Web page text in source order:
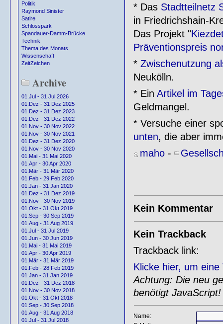
Politik
Raymond Sinister
Satire
Schlosspark
Spandauer-Damm-Brücke
Technik
Thema des Monats
Wissenschaft
ZeitZeichen
Archive
01.Jul - 31 Jul 2026
01.Dez - 31 Dez 2025
01.Dez - 31 Dez 2023
01.Dez - 31 Dez 2022
01.Nov - 30 Nov 2022
01.Nov - 30 Nov 2021
01.Dez - 31 Dez 2020
01.Nov - 30 Nov 2020
01.Mai - 31 Mai 2020
01.Apr - 30 Apr 2020
01.Mär - 31 Mär 2020
01.Feb - 29 Feb 2020
01.Jan - 31 Jan 2020
01.Dez - 31 Dez 2019
01.Nov - 30 Nov 2019
01.Okt - 31 Okt 2019
01.Sep - 30 Sep 2019
01.Aug - 31 Aug 2019
01.Jul - 31 Jul 2019
01.Jun - 30 Jun 2019
01.Mai - 31 Mai 2019
01.Apr - 30 Apr 2019
01.Mär - 31 Mär 2019
01.Feb - 28 Feb 2019
01.Jan - 31 Jan 2019
01.Dez - 31 Dez 2018
01.Nov - 30 Nov 2018
01.Okt - 31 Okt 2018
01.Sep - 30 Sep 2018
01.Aug - 31 Aug 2018
01.Jul - 31 Jul 2018
* Das Stadtteilnetz
in Friedrichshain-
Das Projekt "
Präventionspreis
* Zwischenutzung
Neukölln.
* Ein Artikel im
Geldmangel.
* Versuche einer
unten, die aber
maho-
Kein Kommentar
Kein Trackback
Trackback link:
Klicke hier, um
Achtung: Die neu
benötigt JavaScript!
Name: